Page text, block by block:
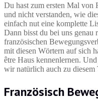
Du hast zum ersten Mal von
und nicht verstanden, wie
einfach nut eine komplette
Dann bisst du bei uns
französischen
mit diesen Wörtern auf sich
être Haus kennenlernen.
wir natürlich auch zu diesem
Französisch